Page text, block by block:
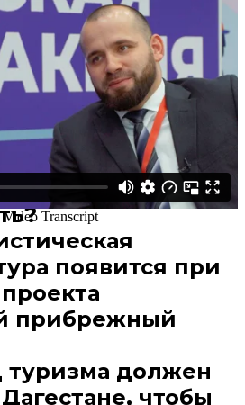
в Дагестане
у туристов? И
стоит
появится при
прибрежный
туризма должен
чтобы